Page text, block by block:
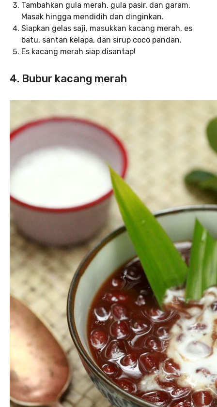
Tambahkan gula merah, gula pasir, dan garam.
Masak hingga mendidih dan dinginkan.
Siapkan gelas saji, masukkan kacang merah, es
batu, santan kelapa, dan sirup coco pandan.
Es kacang merah siap disantap!
4. Bubur kacang merah